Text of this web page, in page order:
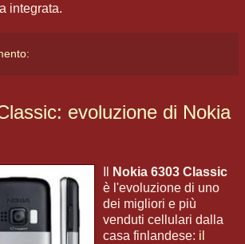
integrata.
evoluzione di Nokia
Nokia 6303 Classic
è l'evoluzione di uno
dei migliori e più
venduti cellulari dalla
casa finlandese: il